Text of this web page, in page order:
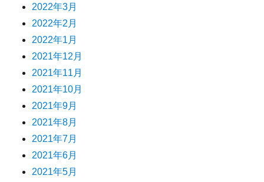
2022年3月
2022年2月
2022年1月
2021年12月
2021年11月
2021年10月
2021年9月
2021年8月
2021年7月
2021年6月
2021年5月